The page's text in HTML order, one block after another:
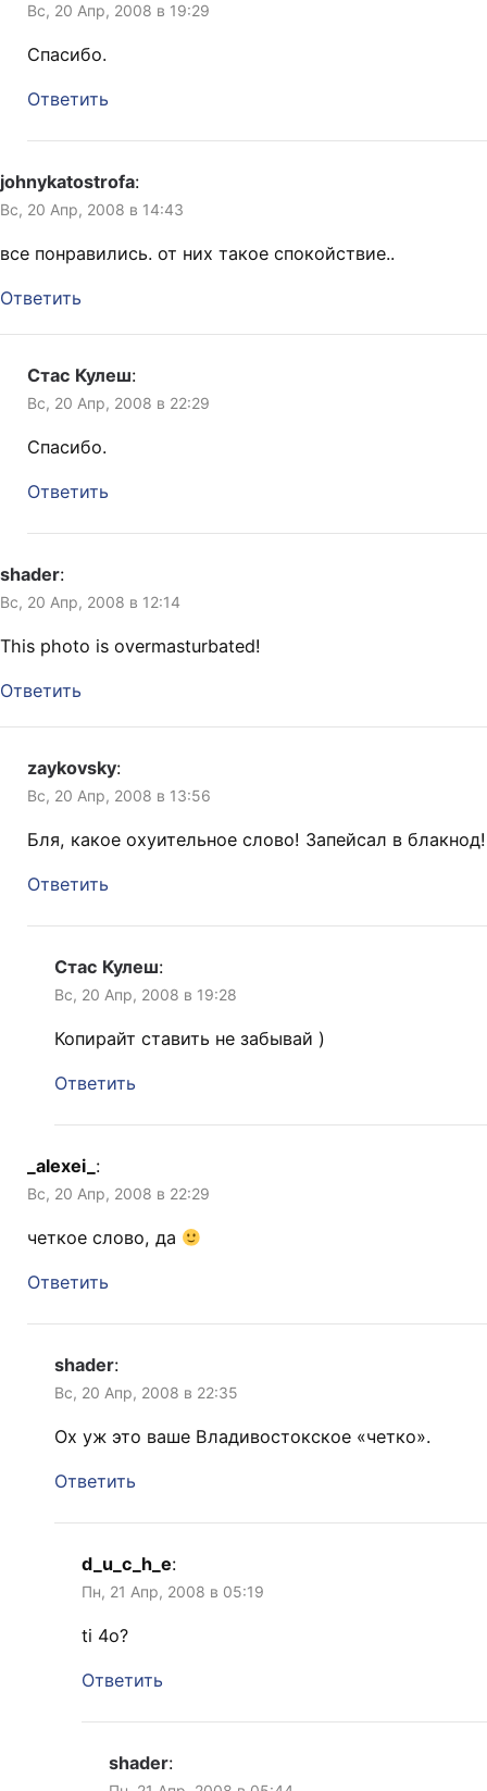
Вс, 20 Апр, 2008 в 19:29
Спасибо.
Ответить
johnykatostrofa:
Вс, 20 Апр, 2008 в 14:43
все понравились. от них такое спокойствие..
Ответить
Стас Кулеш:
Вс, 20 Апр, 2008 в 22:29
Спасибо.
Ответить
shader:
Вс, 20 Апр, 2008 в 12:14
This photo is overmasturbated!
Ответить
zaykovsky:
Вс, 20 Апр, 2008 в 13:56
Бля, какое охуительное слово! Запейсал в блакнод!
Ответить
Стас Кулеш:
Вс, 20 Апр, 2008 в 19:28
Копирайт ставить не забывай )
Ответить
_alexei_ :
Вс, 20 Апр, 2008 в 22:29
четкое слово, да
Ответить
shader:
Вс, 20 Апр, 2008 в 22:35
Ох уж это ваше Владивостокское «четко».
Ответить
d_u_c_h_e:
Пн, 21 Апр, 2008 в 05:19
ti 4o?
Ответить
shader: